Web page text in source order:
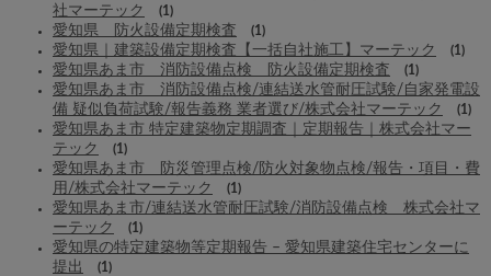
社マーテック
(1)
愛知県 防火設備定期検査 (1)
愛知県｜建築設備定期検査【一括自社施工】マーテック (1)
愛知県あま市 消防設備点検 防火設備定期検査 (1)
愛知県あま市 消防設備点検/連結送水管耐圧試験/自家発電設
備 疑似負荷試験/報告義務 業者選び/株式会社マーテック
(1)
愛知県あま市 特定建築物定期調査｜定期報告｜株式会社マー
テック
(1)
愛知県あま市 防災管理点検/防火対象物点検/報告・項目・費
用/株式会社マーテック
(1)
愛知県あま市/連結送水管耐圧試験/消防設備点検 株式会社マ
ーテック
(1)
愛知県の特定建築物等定期報告 – 愛知県建築住宅センターに
提出
(1)